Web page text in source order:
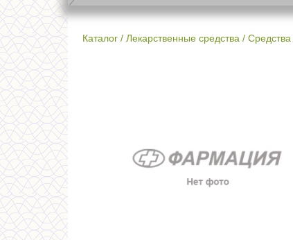
Каталог / Лекарственные средства /